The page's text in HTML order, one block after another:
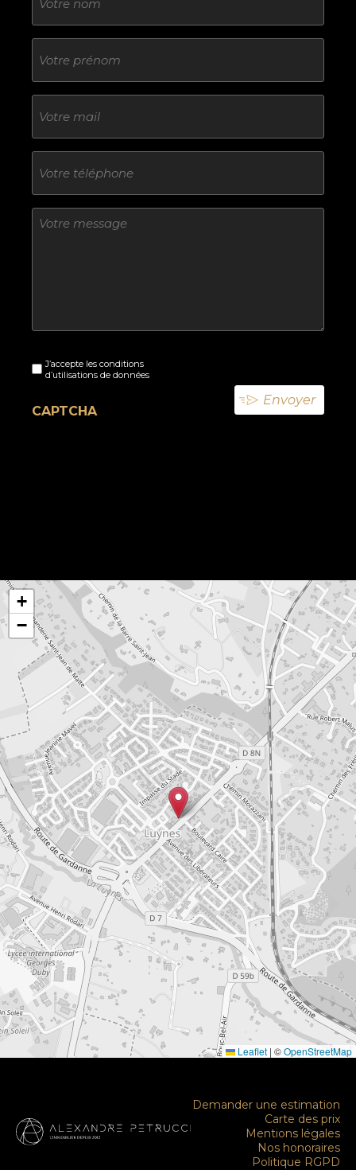
Sans
titre
E-
mail
Téléphone
Sans
titre
titreJ’accepte les conditions
d’utilisations de données
CAPTCHA
+
−
Leaflet | ©OpenStreetMap
Demander une estimation
Carte des prix
Mentions légales
Nos honoraires
Politique RGPD